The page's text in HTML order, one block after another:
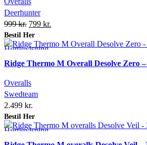
Deerhunter
999kr. Original
price
was:
799 kr.
is:
Bestil Her
Hurtigvisning
Tilføj ønskeliste
Ridge Thermo M Overall Desolve Zero
Overalls
Swedteam
2.499 kr.
Bestil Her
Hurtigvisning
Tilføj ønskeliste